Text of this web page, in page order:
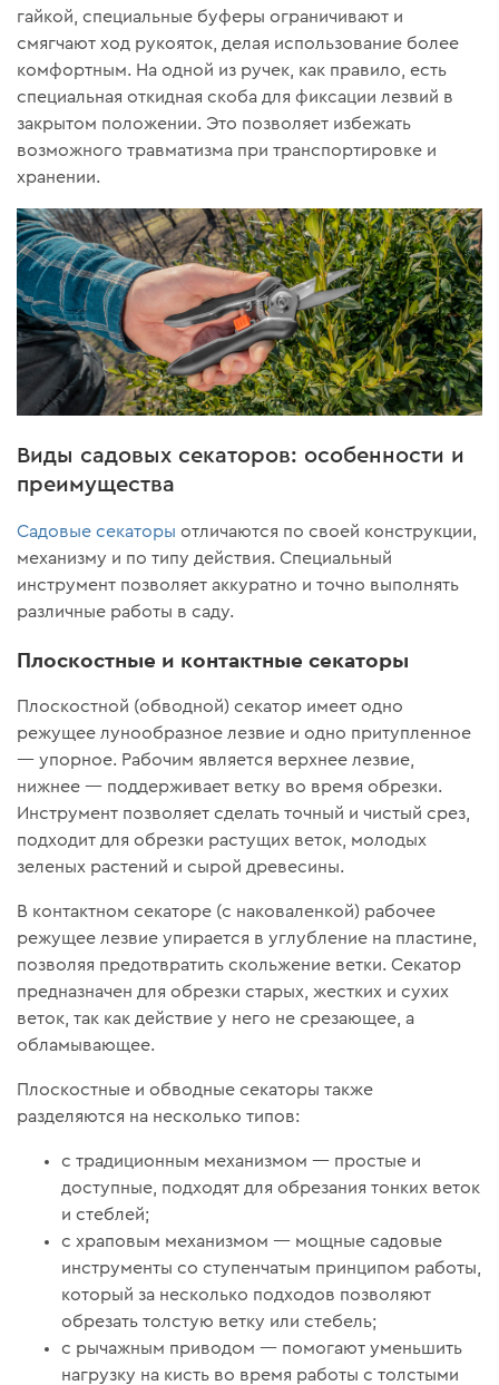
гайкой, специальные буферы ограничивают и
смягчают ход рукояток, делая использование более
комфортным. На одной из ручек, как правило, есть
специальная откидная скоба для фиксации лезвий в
закрытом положении. Это позволяет избежать
возможного травматизма при транспортировке и
хранении.
Виды садовых секаторов: особенности и
преимущества
Садовые секаторы отличаются по своей конструкции,
механизму и по типу действия. Специальный
инструмент позволяет аккуратно и точно выполнять
различные работы в саду.
Плоскостные и контактные секаторы
Плоскостной (обводной) секатор имеет одно
режущее лунообразное лезвие и одно притупленное
— упорное. Рабочим является верхнее лезвие,
нижнее — поддерживает ветку во время обрезки.
Инструмент позволяет сделать точный и чистый срез,
подходит для обрезки растущих веток, молодых
зеленых растений и сырой древесины.
В контактном секаторе (с наковаленкой) рабочее
режущее лезвие упирается в углубление на пластине,
позволяя предотвратить скольжение ветки. Секатор
предназначен для обрезки старых, жестких и сухих
веток, так как действие у него не срезающее, а
обламывающее.
Плоскостные и обводные секаторы также
разделяются на несколько типов:
с традиционным механизмом — простые и
доступные, подходят для обрезания тонких веток
и стеблей;
с храповым механизмом — мощные садовые
инструменты со ступенчатым принципом работы,
который за несколько подходов позволяют
обрезать толстую ветку или стебель;
с рычажным приводом — помогают уменьшить
нагрузку на кисть во время работы с толстыми